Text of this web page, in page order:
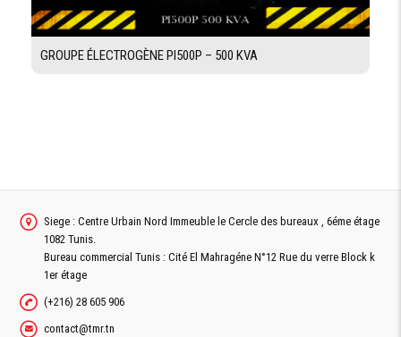
GROUPE ÉLECTROGÈNE PI500P – 500 KVA
Siege : Centre Urbain Nord Immeuble le Cercle des bureaux , 6éme étage
1082 Tunis.
Bureau commercial Tunis : Cité El Mahragéne N°12 Rue du verre Block k
1er étage
(+216) 28 605 906
contact@tmr.tn